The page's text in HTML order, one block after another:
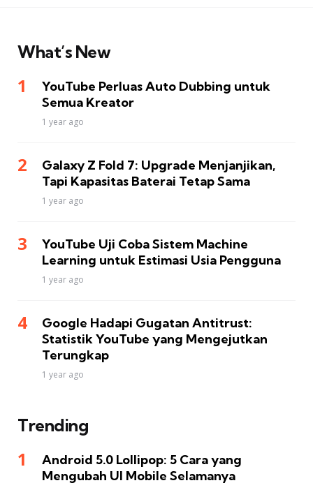
What’s New
YouTube Perluas Auto Dubbing untuk
Semua Kreator
1 year ago
Galaxy Z Fold 7: Upgrade Menjanjikan,
Tapi Kapasitas Baterai Tetap Sama
1 year ago
YouTube Uji Coba Sistem Machine
Learning untuk Estimasi Usia Pengguna
1 year ago
Google Hadapi Gugatan Antitrust:
Statistik YouTube yang Mengejutkan
Terungkap
1 year ago
Trending
Android 5.0 Lollipop: 5 Cara yang
Mengubah UI Mobile Selamanya